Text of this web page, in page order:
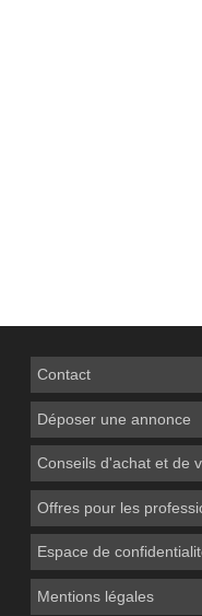
Contact
Déposer une annonce
Conseils d'achat et de
Offres pour les
Espace de
Mentions légales